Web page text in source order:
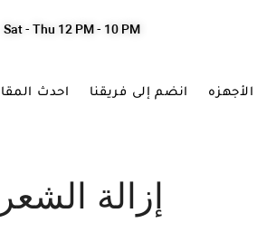
Sat - Thu 12 PM - 10 PM
احدث انضم إلى فريقنا
إزالة